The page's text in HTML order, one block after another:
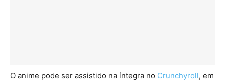
O anime pode ser assistido na íntegra no Crunchyroll, em